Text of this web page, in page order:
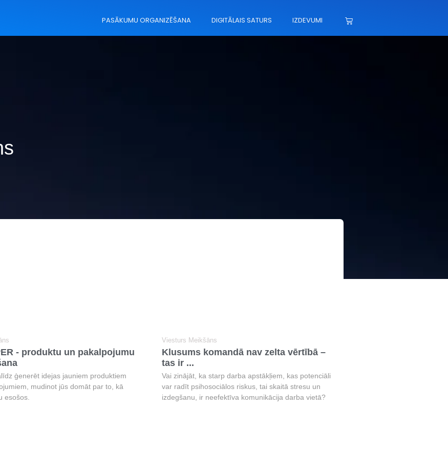
PASĀKUMU ORGANIZĒŠANA DIGITĀLAIS SATURS IZDEVUMI
- produktu un pakalpojumu
ģenerēt idejas jauniem produktiem
mudinot jūs domāt par to, kā
esošos.
Viesturs Meikšāns
Klusums komandā nav zelta vērtībā –
tas ir ...
Vai zinājāt, ka starp darba apstākļiem, kas potenciāli
var radīt psihosociālos riskus, tai skaitā stresu un
izdegšanu, ir neefektīva komunikācija darba vietā?